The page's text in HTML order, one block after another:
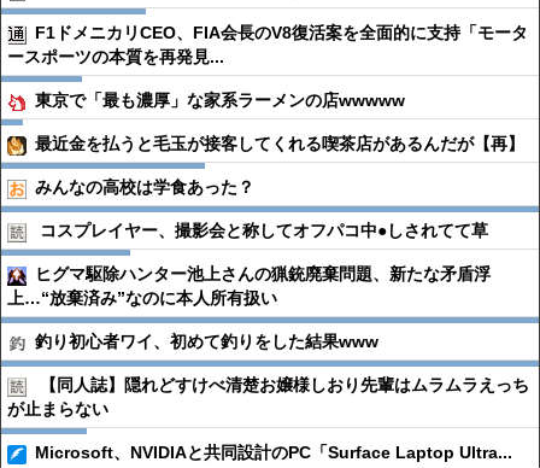
F1ドメニカリCEO、FIA会長のV8復活案を全面的に支持「モータ
ースポーツの本質を再発見...
東京で「最も濃厚」な家系ラーメンの店wwwww
最近金を払うと毛玉が接客してくれる喫茶店があるんだが【再】
みんなの高校は学食あった？
コスプレイヤー、撮影会と称してオフパコ中●︎しされてて草
ヒグマ駆除ハンター池上さんの猟銃廃棄問題、新たな矛盾浮
上…“放棄済み”なのに本人所有扱い
釣り初心者ワイ、初めて釣りをした結果www
【同人誌】隠れどすけべ清楚お嬢様しおり先輩はムラムラえっち
が止まらない
Microsoft、NVIDIAと共同設計のPC「Surface Laptop Ultra...